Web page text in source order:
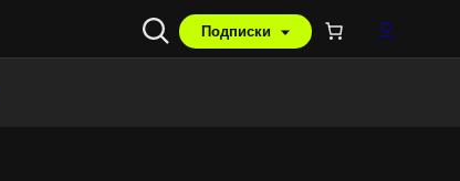
Подписки